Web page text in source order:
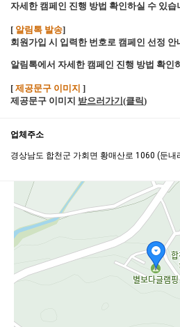
자세한 캠페인 진행 방법 확인하실 수 있습
[ 알림톡 발송]
회원가입 시 입력한 번호로 캠페인 선정
알림톡에서 자세한 캠페인 진행 방법 확인
[ 제공문구 이미지 ]
제공문구 이미지 받으러가기(클릭 )
업체주소
경상남도 합천군 가회면 황매산로 1060 (둔내